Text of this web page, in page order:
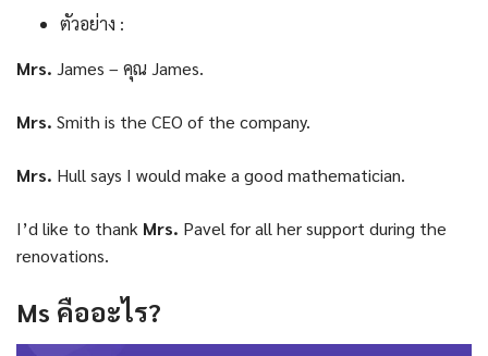
ตัวอย่าง :
Mrs. James – คุณ James.
Mrs. Smith is the CEO of the company.
Mrs. Hull says I would make a good mathematician.
I’d like to thank Mrs. Pavel for all her support during the
renovations.
Ms คืออะไร?